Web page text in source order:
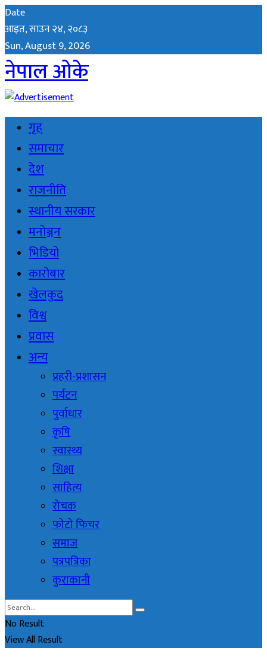
Date
आइत, साउन २४, २०८३
Sun, August 9, 2026
नेपाल ओके
गृह
समाचार
देश
राजनीति
स्थानीय सरकार
मनोञ्जन
भिडियो
कारोबार
खेलकुद
विश्व
प्रवास
अन्य
प्रहरी-प्रशासन
पर्यटन
पुर्वाधार
कृषि
स्वास्थ्य
शिक्षा
साहित्य
रोचक
फोटो फिचर
समाज
पत्रपत्रिका
कुराकानी
No Result
View All Result